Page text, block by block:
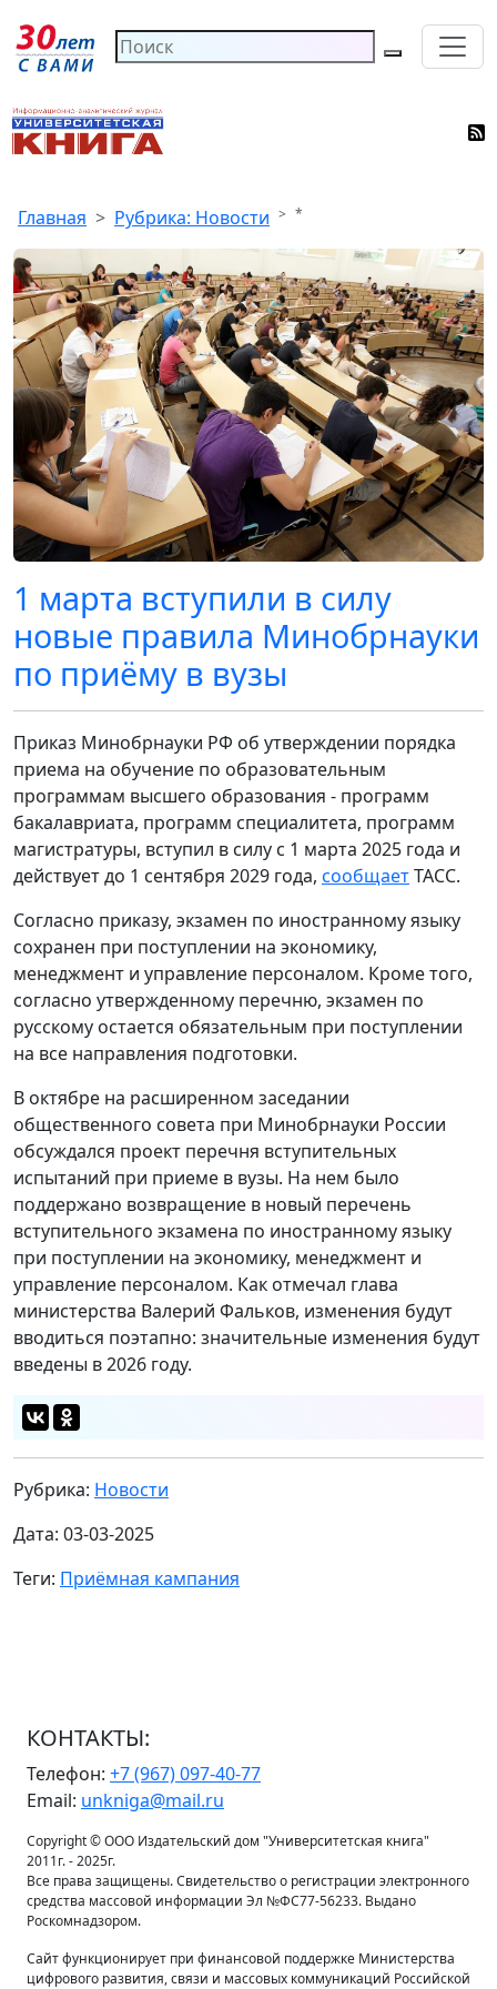
Главная Рубрика: Новости *
1 марта вступили в силу
новые правила Минобрнауки
по приёму в вузы
Приказ Минобрнауки РФ об утверждении порядка
приема на обучение по образовательным
программам высшего образования - программ
бакалавриата, программ специалитета, программ
магистратуры, вступил в силу с 1 марта 2025 года и
действует до 1 сентября 2029 года, сообщаетТАСС.
Согласно приказу, экзамен по иностранному языку
сохранен при поступлении на экономику,
менеджмент и управление персоналом. Кроме того,
согласно утвержденному перечню, экзамен по
русскому остается обязательным при поступлении
на все направления подготовки.
В октябре на расширенном заседании
общественного совета при Минобрнауки России
обсуждался проект перечня вступительных
испытаний при приеме в вузы. На нем было
поддержано возвращение в новый перечень
вступительного экзамена по иностранному языку
при поступлении на экономику, менеджмент и
управление персоналом. Как отмечал глава
министерства Валерий Фальков, изменения будут
вводиться поэтапно: значительные изменения будут
введены в 2026 году.
Рубрика: Новости
Дата: 03-03-2025
Теги: Приёмная кампания
КОНТАКТЫ:
Телефон: +7 (967) 097-40-77
Email: unkniga@mail.ru
Copyright © ООО Издательский дом "Университетская книга"
2011г. - 2025г.
Все права защищены. Свидетельство о регистрации электронного
средства массовой информации Эл №ФС77-56233. Выдано
Роскомнадзором.
Сайт функционирует при финансовой поддержке Министерства
цифрового развития, связи и массовых коммуникаций Российской